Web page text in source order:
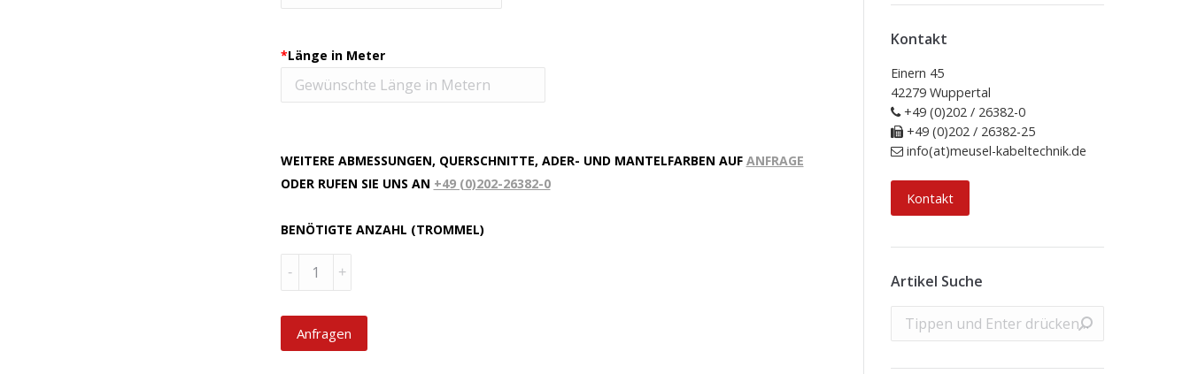
*Länge in Meter
WEITERE ABMESSUNGEN, QUERSCHNITTE, ADER- UND MANTELFARBEN AUF ANFRAGE
ODER RUFEN SIE UNS AN +49 (0)202-26382-0
BENÖTIGTE ANZAHL (TROMMEL)
Menge
Anfragen
Kontakt
Einern 45
42279 Wuppertal
+49 (0)202 / 26382-0
+49 (0)202 / 26382-25
info(at)meusel-kabeltechnik.de
Kontakt
Artikel Suche
Search: